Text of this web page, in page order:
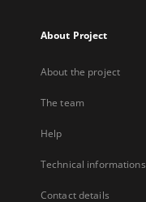
About Project
About the project
The team
Help
Technical informations
Contact details